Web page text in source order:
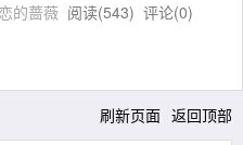
的蔷薇 阅读(543) 评论(0)
刷新页面 返回顶部